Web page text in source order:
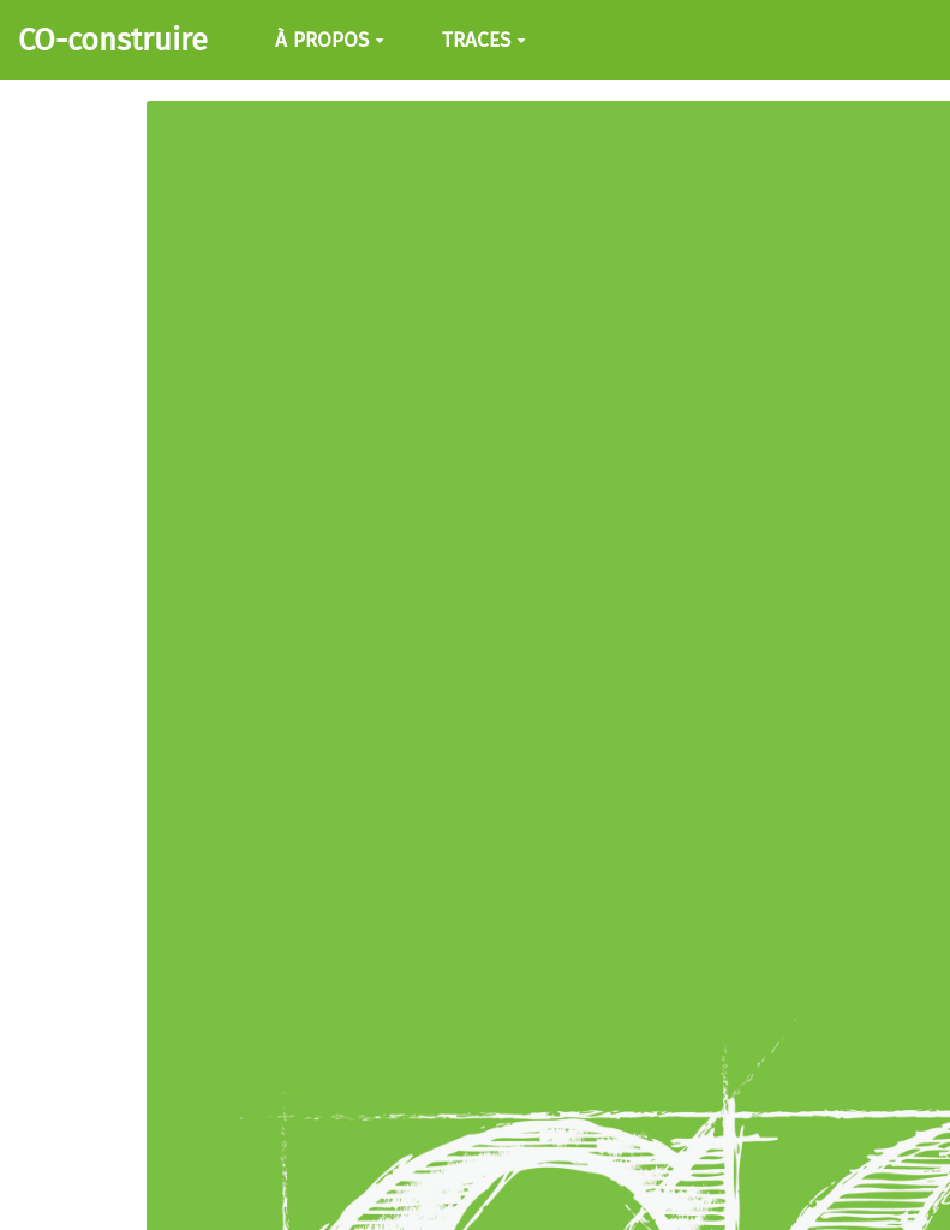
Aller au contenu principal
CO-construire À PROPOS TRACES